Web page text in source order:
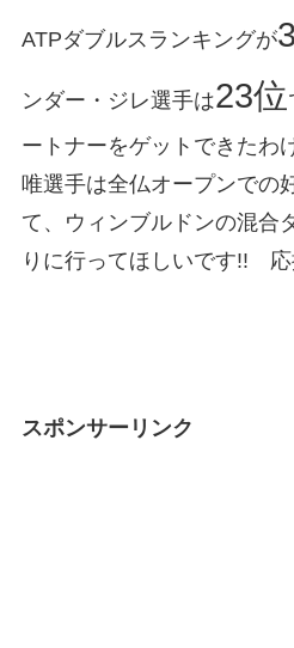
ATPダブルスランキングが
ンダー・ジレ選手は23位
ートナーをゲットできたわ
唯選手は全仏オープンでの
て、ウィンブルドンの混合
りに行ってほしいです!!
スポンサーリンク